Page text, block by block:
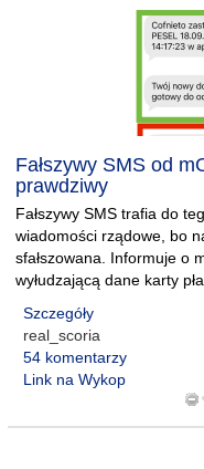
Fałszywy SMS od
prawdziwy
Fałszywy SMS trafia do
wiadomości rządowe, bo
sfałszowana. Informuje o
wyłudzającą dane karty
Szczegóły
real_scoria
54 komentarzy
Link na Wykop